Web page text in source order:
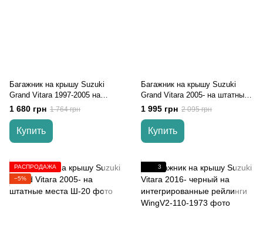
Багажник на крышу Suzuki
Grand Vitara 1997-2005 на
рейлинги
1 680 грн 1 764 грн
Купить
Багажник на крышу Suzuki
Grand Vitara 2005- на штатные
места
1 995 грн 2 095 грн
Купить
РАСПРОДАЖА
−5%
3